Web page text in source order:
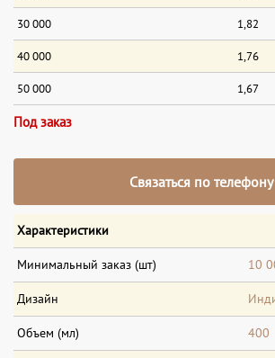
30 000 1,82
40 000 1,76
50 000 1,67
Под заказ
Связаться по телефону
Характеристики
Минимальный заказ (шт) 10
Дизайн
Объем (мл) 400